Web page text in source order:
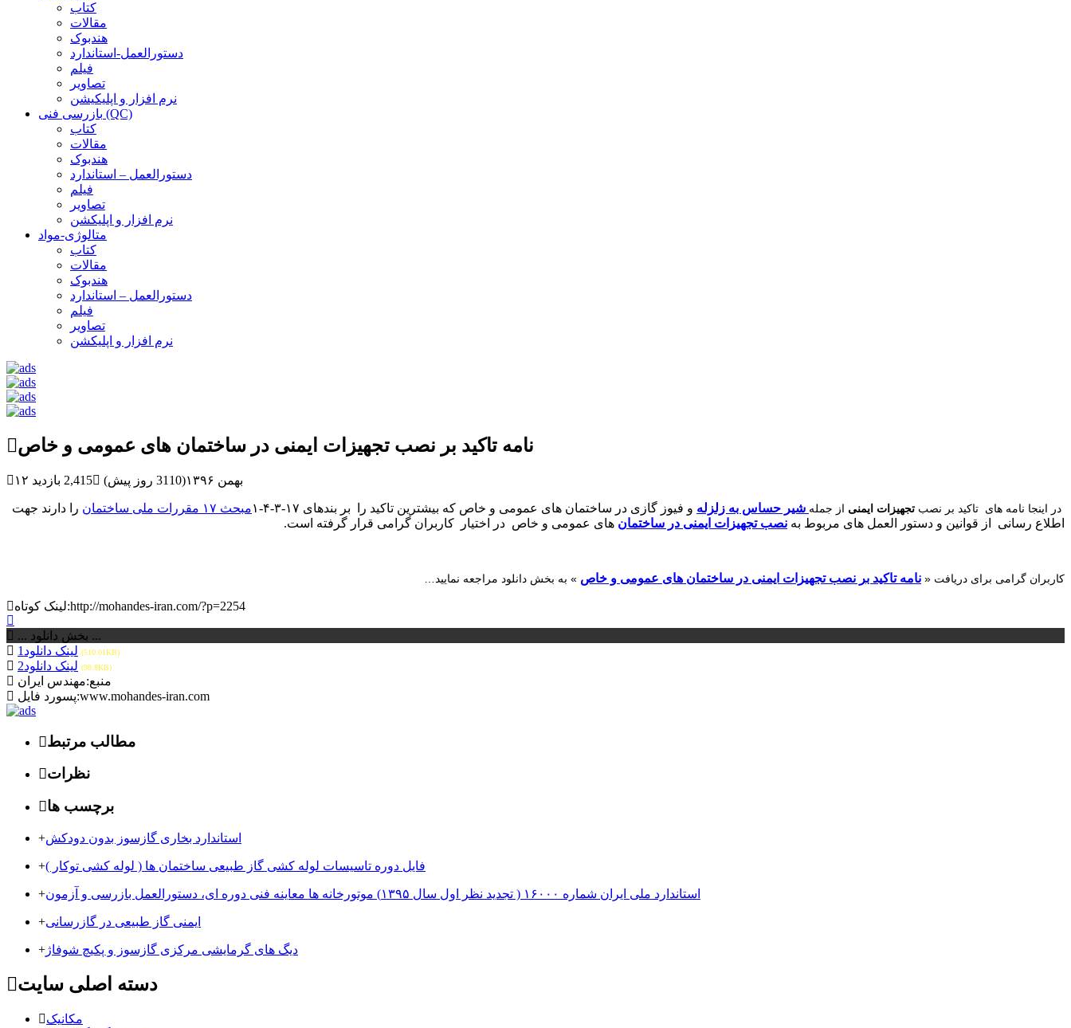
کتاب
مقالات
هندبوک
دستورالعمل-استاندارد
فیلم
تصاویر
نرم افزار و اپلیکیشن
بازرسی فنی (QC)
کتاب
مقالات
هندبوک
دستورالعمل – استاندارد
فیلم
تصاویر
نرم افزار و اپلیکشن
متالوژی-مواد
کتاب
مقالات
هندبوک
دستورالعمل – استاندارد
فیلم
تصاویر
نرم افزار و اپلیکشن
نامه تاکید بر نصب تجهیزات ایمنی در ساختمان های عمومی و خاص
۱۲ بهمن ۱۳۹۶(3110 روز پیش) 2,415 بازدید
در اینجا نامه های تاکید بر نصب تجهیزات ایمنی از جمله شیر حساس به زلزله و فیوز گازی در ساختمان های عمومی و خاص که بیشترین تاکید را بر بندهای ۱۷-۳-۴-۱ مبحث ۱۷ مقررات ملی ساختمان
را دارند جهت
اطلاع رسانی از قوانین و دستور العمل های مربوط به نصب تجهیزات ایمنی در ساختمان های عمومی و خاص در اختیار کاربران گرامی قرار گرفته است.
کاربران گرامی برای دریافت « نامه تاکید بر نصب تجهیزات ایمنی در ساختمان های عمومی و خاص » به بخش دانلود مراجعه نمایید…
لینک کوتاه:http://mohandes-iran.com/?p=2254
... بخش دانلود ...
لینک دانلود1
(510.01KB)
لینک دانلود2 (98.8KB)
منبع:مهندس ایران
پسورد فایل:www.mohandes-iran.com
مطالب مرتبط
نظرات
برچسب ها
+استاندارد بخاری گازسوز بدون دودکش
+فایل دوره تاسیسات لوله کشی گاز طبیعی ساختمان ها ( لوله کشی توکار )
+ استاندارد ملی ایران شماره ۱۶۰۰۰ ( تجدید نظر اول سال ۱۳۹۵) موتورخانه ها معاینه فنی دوره ای، دستورالعمل بازرسی و آزمون
+ایمنی گاز طبیعی در گازرسانی
+دیگ های گرمایشی مرکزی گازسوز و پکیچ شوفاژ
دسته اصلی سایت
مکانیک